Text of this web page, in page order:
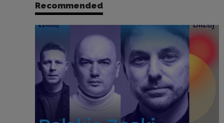
Recommended